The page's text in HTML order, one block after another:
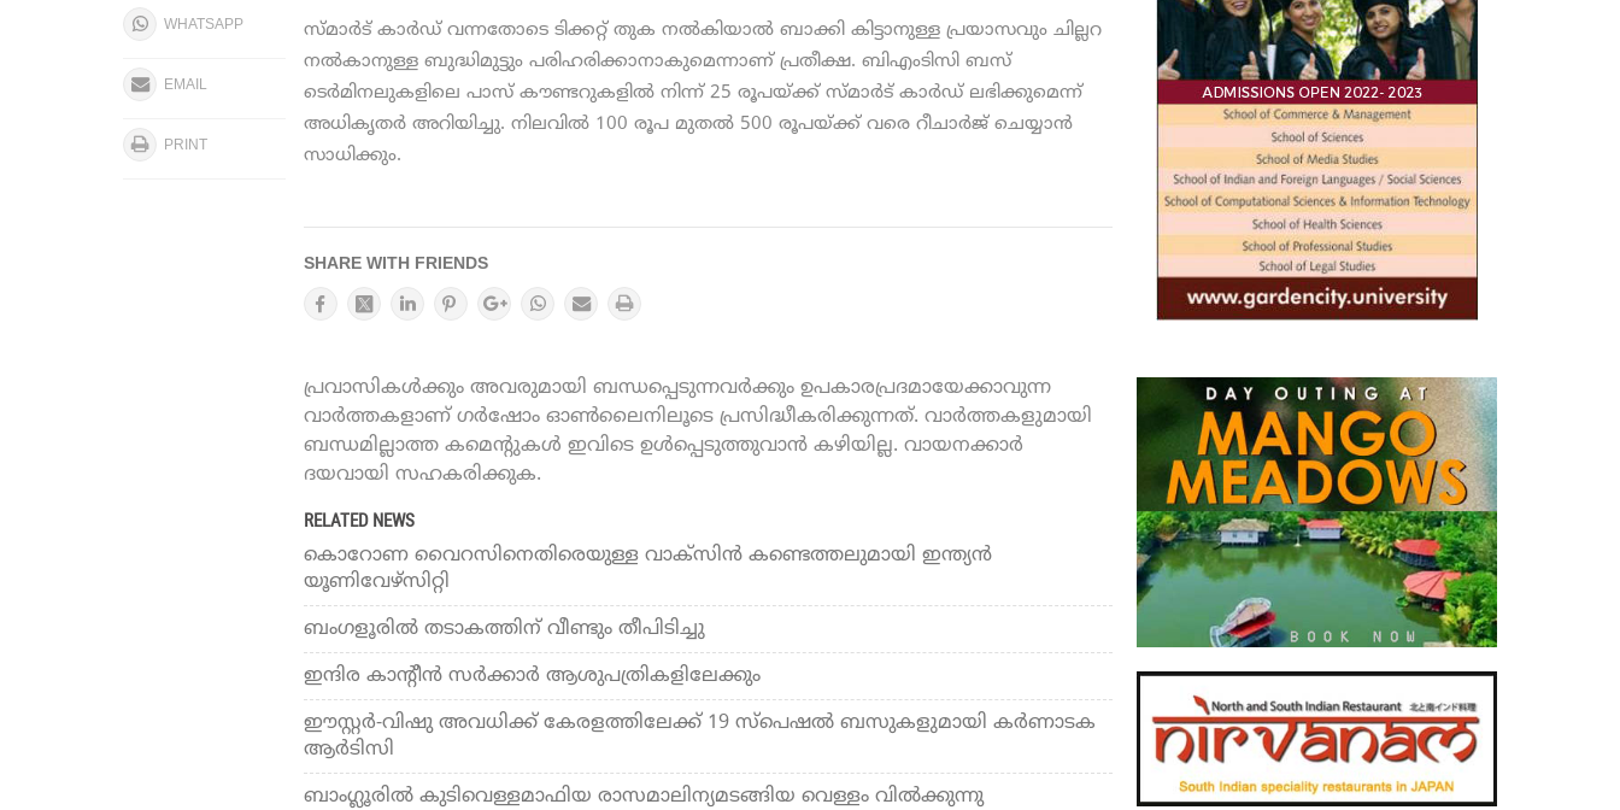
WHATSAPP
EMAIL
PRINT
സ്മാർട് കാർഡ് വന്നതോടെ ടിക്കറ്റ് തുക നൽകിയാൽ ബാക്കി കിട്ടാനുള്ള പ്രയാസവും ചില്ലറ
നൽകാനുള്ള ബുദ്ധിമുട്ടും പരിഹരിക്കാനാകുമെന്നാണ് പ്രതീക്ഷ. ബിഎംടിസി ബസ്
ടെർമിനലുകളിലെ പാസ് കൗണ്ടറുകളിൽ നിന്ന് 25 രൂപയ്ക്ക് സ്മാർട് കാർഡ് ലഭിക്കുമെന്ന്
അധികൃതർ അറിയിച്ചു. നിലവിൽ 100 രൂപ മുതൽ 500 രൂപയ്ക്ക് വരെ റീചാർജ് ചെയ്യാൻ
സാധിക്കും.
SHARE WITH FRIENDS
പ്രവാസികൾക്കും അവരുമായി ബന്ധപ്പെടുന്നവർക്കും ഉപകാരപ്രദമായേക്കാവുന്ന
വാർത്തകളാണ് ഗർഷോം ഓൺലൈനിലൂടെ പ്രസിദ്ധീകരിക്കുന്നത്. വാർത്തകളുമായി
ബന്ധമില്ലാത്ത കമെന്റുകൾ ഇവിടെ ഉൾപ്പെടുത്തുവാൻ കഴിയില്ല. വായനക്കാർ
ദയവായി സഹകരിക്കുക.
RELATED NEWS
കൊറോണ വൈറസിനെതിരെയുള്ള വാക്സിൻ കണ്ടെത്തലുമായി ഇന്ത്യൻ
യൂണിവേഴ്സിറ്റി
ബംഗളൂരില്‍ തടാകത്തിന് വീണ്ടും തീപിടിച്ചു
ഇന്ദിര കാന്റീന്‍ സര്‍ക്കാര്‍ ആശുപത്രികളിലേക്കും
ഈസ്റ്റർ-വിഷു അവധിക്ക് കേരളത്തിലേക്ക് 19 സ്പെഷൽ ബസുകളുമായി കർണാടക
ആർടിസി
ബാംഗ്ലൂരില്‍ കുടിവെള്ളമാഫിയ രാസമാലിന്യമടങ്ങിയ വെള്ളം വില്‍ക്കുന്നു